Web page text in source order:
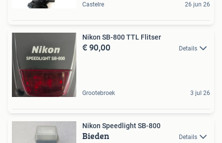
Castelre 26 jun 26
Nikon SB-800 TTL Flitser
€ 90,00 Details
Grootebroek 3 jul 26
Nikon Speedlight SB-800
Bieden Details